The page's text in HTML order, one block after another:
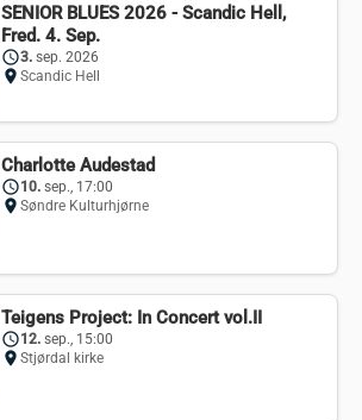
SENIOR BLUES 2026 - Scandic Hell,
Fred. 4. Sep.
schedule3. sep. 2026
location_on Scandic Hell
Charlotte Audestad
schedule10. sep., 17:00
location_on Søndre Kulturhjørne
Teigens Project: In Concert vol.II
schedule12. sep., 15:00
location_on Stjørdal kirke